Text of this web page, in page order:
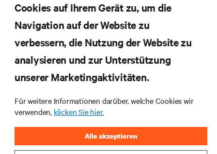
die neuesten Technologietrends
Erhalten Sie regelmäßig Updates zu den wichtigsten
Themen der Branche, mit aktuellen Diskussionen
und Einblicken von Experten in das
Rechenzentrums- und Infrastrukturmanagement.
Cookies auf Ihrem Gerät zu, um die
Navigation auf der Website zu
verbessern, die Nutzung der Website zu
analysieren und zur Unterstützung
unserer Marketingaktivitäten.
Für weitere Informationen darüber, welche Cookies wir
verwenden, klicken Sie hier.
Alle akzeptieren